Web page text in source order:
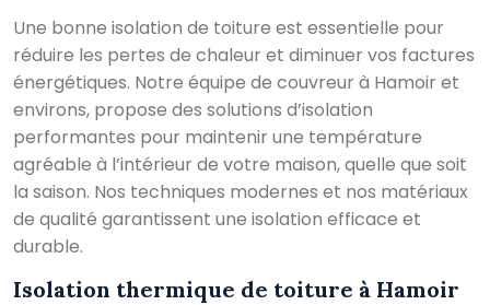
Une bonne isolation de toiture est essentielle pour
réduire les pertes de chaleur et diminuer vos factures
énergétiques. Notre équipe de couvreur à Hamoir et
environs, propose des solutions d’isolation
performantes pour maintenir une température
agréable à l’intérieur de votre maison, quelle que soit
la saison. Nos techniques modernes et nos matériaux
de qualité garantissent une isolation efficace et
durable.
Isolation thermique de toiture à Hamoir